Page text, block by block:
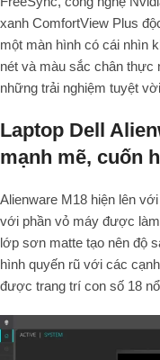
xanh ComfortView Plus
một màn hình có cái nhìn
nét và màu sắc chân thực
những trải nghiệm tuyệt
Laptop Dell
mạnh mẽ, cuốn
Alienware M18 hiện lên
với phần vỏ máy được
lớp sơn matte tạo nên độ
hình quyến rũ với các
được trang trí con số 18